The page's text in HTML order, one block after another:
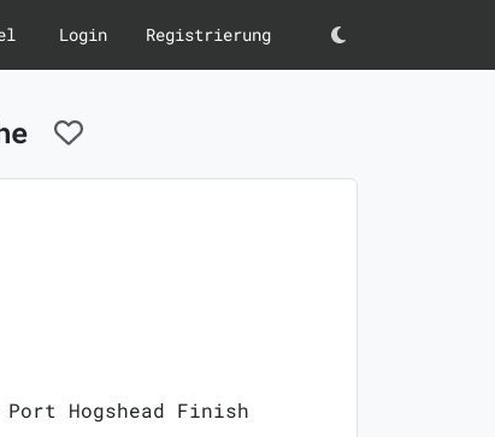
Login Registrierung Darkmode
Hogshead Finish